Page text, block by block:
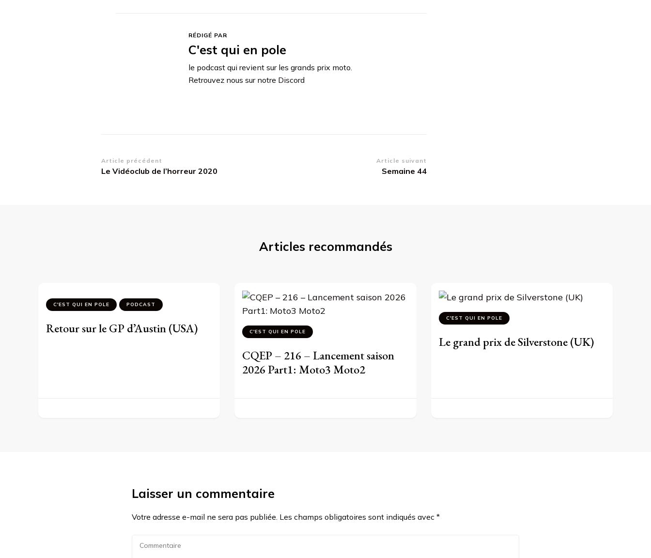
RÉDIGÉ PAR
C'est qui en pole
le podcast qui revient sur les grands prix moto.
Retrouvez nous sur notre Discord
Navigation
d’article
Article précédent
Le Vidéoclub de l’horreur 2020
Article suivant
Semaine 44
Articles recommandés
C'EST QUI EN POLE PODCAST
Retour sur le GP d’Austin (USA) C'EST QUI EN POLE
CQEP – 216 – Lancement saison
2026 Part1: Moto3 Moto2
C'EST QUI EN POLE
Le grand prix de Silverstone (UK)
Laisser un commentaire
Votre adresse e-mail ne sera pas publiée. Les champs obligatoires sont indiqués avec *